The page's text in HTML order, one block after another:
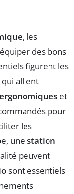
, les
des bons
figurent les
allient
et
pour
les
une station
peuvent
sont essentiels